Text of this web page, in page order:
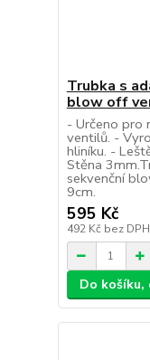
Trubka s
blow off
- Určeno pro
ventilů. -
hliníku. -
Stěna
sekvenční
9cm.
595 Kč
492 Kč bez DPH
Do